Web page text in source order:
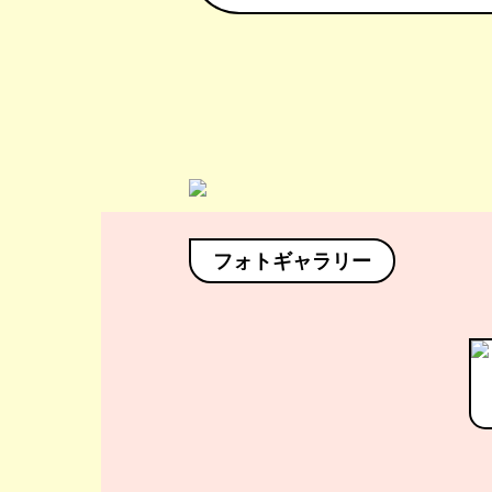
フォトギャラリー